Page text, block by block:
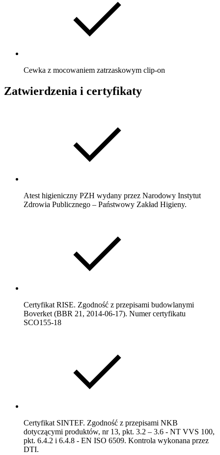
Cewka z mocowaniem zatrzaskowym clip-on
Zatwierdzenia i certyfikaty
Atest higieniczny PZH wydany przez Narodowy Instytut
Zdrowia Publicznego – Państwowy Zakład Higieny.
Certyfikat RISE. Zgodność z przepisami budowlanymi
Boverket (BBR 21, 2014-06-17). Numer certyfikatu
SCO155-18
Certyfikat SINTEF. Zgodność z przepisami NKB
dotyczącymi produktów, nr 13, pkt. 3.2 – 3.6 - NT VVS 100,
pkt. 6.4.2 i 6.4.8 - EN ISO 6509. Kontrola wykonana przez
DTI.